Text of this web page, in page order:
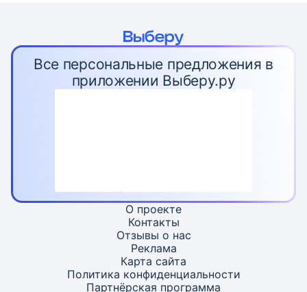
Все персональные предложения в
приложении Выберу.ру
О проекте
Контакты
Отзывы о нас
Реклама
Карта сайта
Политика конфиденциальности
Партнёрская программа